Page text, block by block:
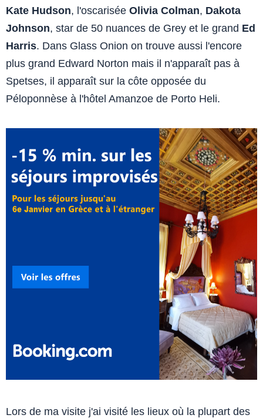
Kate Hudson, l'oscarisée Olivia Colman, Dakota
Johnson, star de 50 nuances de Grey et le grand Ed
Harris. Dans Glass Onion on trouve aussi l'encore
plus grand Edward Norton mais il n'apparaît pas à
Spetses, il apparaît sur la côte opposée du
Péloponnèse à l'hôtel Amanzoe de Porto Heli.
Lors de ma visite j'ai visité les lieux où la plupart des